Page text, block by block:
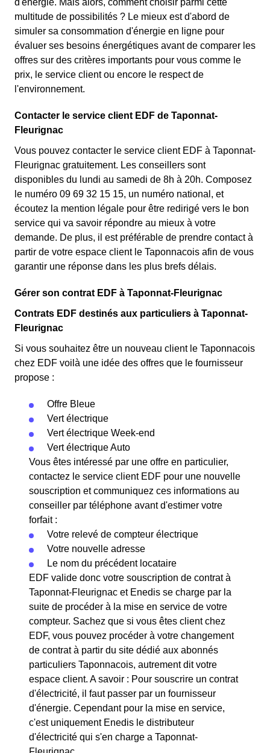
d'énergie. Mais alors, comment choisir parmi cette
multitude de possibilités ? Le mieux est d'abord de
simuler sa consommation d'énergie en ligne pour
évaluer ses besoins énergétiques avant de comparer les
offres sur des critères importants pour vous comme le
prix, le service client ou encore le respect de
l'environnement.
Contacter le service client EDF de Taponnat-
Fleurignac
Vous pouvez contacter le service client EDF à Taponnat-
Fleurignac gratuitement. Les conseillers sont
disponibles du lundi au samedi de 8h à 20h. Composez
le numéro 09 69 32 15 15, un numéro national, et
écoutez la mention légale pour être redirigé vers le bon
service qui va savoir répondre au mieux à votre
demande. De plus, il est préférable de prendre contact à
partir de votre espace client le Taponnacois afin de vous
garantir une réponse dans les plus brefs délais.
Gérer son contrat EDF à Taponnat-Fleurignac
Contrats EDF destinés aux particuliers à Taponnat-
Fleurignac
Si vous souhaitez être un nouveau client le Taponnacois
chez EDF voilà une idée des offres que le fournisseur
propose :
Offre Bleue
Vert électrique
Vert électrique Week-end
Vert électrique Auto
Vous êtes intéressé par une offre en particulier,
contactez le service client EDF pour une nouvelle
souscription et communiquez ces informations au
conseiller par téléphone avant d'estimer votre
forfait :
Votre relevé de compteur électrique
Votre nouvelle adresse
Le nom du précédent locataire
EDF valide donc votre souscription de contrat à
Taponnat-Fleurignac et Enedis se charge par la
suite de procéder à la mise en service de votre
compteur. Sachez que si vous êtes client chez
EDF, vous pouvez procéder à votre changement
de contrat à partir du site dédié aux abonnés
particuliers Taponnacois, autrement dit votre
espace client. A savoir : Pour souscrire un contrat
d'électricité, il faut passer par un fournisseur
d'énergie. Cependant pour la mise en service,
c'est uniquement Enedis le distributeur
d'électricité qui s'en charge a Taponnat-